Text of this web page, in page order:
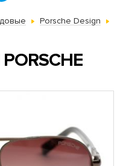
Porsche Design